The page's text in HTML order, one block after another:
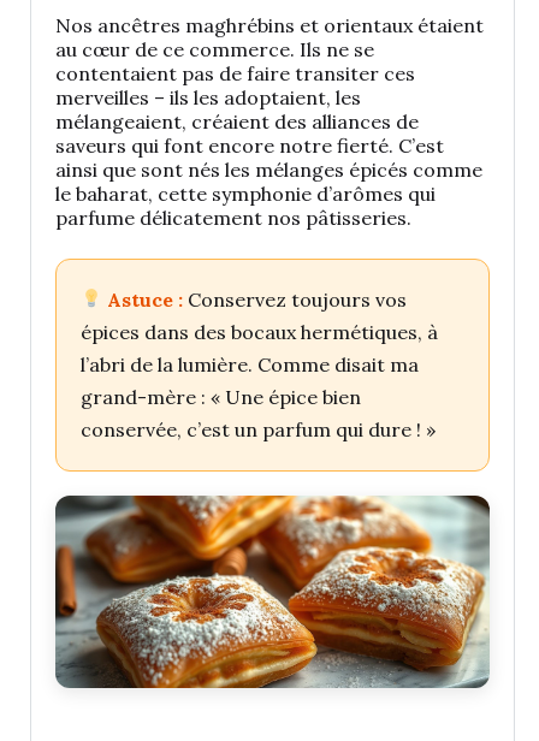
Nos ancêtres maghrébins et orientaux étaient
au cœur de ce commerce. Ils ne se
contentaient pas de faire transiter ces
merveilles – ils les adoptaient, les
mélangeaient, créaient des alliances de
saveurs qui font encore notre fierté. C’est
ainsi que sont nés les mélanges épicés comme
le baharat, cette symphonie d’arômes qui
parfume délicatement nos pâtisseries.
Astuce : Conservez toujours vos
épices dans des bocaux hermétiques, à
l’abri de la lumière. Comme disait ma
grand-mère : « Une épice bien
conservée, c’est un parfum qui dure ! »